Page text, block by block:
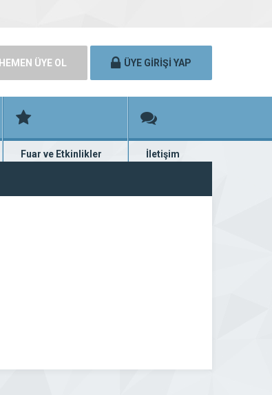
HEMEN ÜYE OL ÜYE GİRİŞİ YAP
Fuar ve Etkinlikler
Fuar ve etkinlik planları
İletişim
Bize ulaşın